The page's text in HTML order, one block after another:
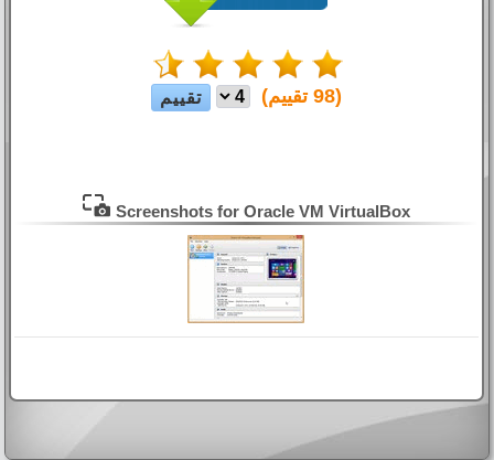
(
98 تقييم)
Screenshots for Oracle VM VirtualBox